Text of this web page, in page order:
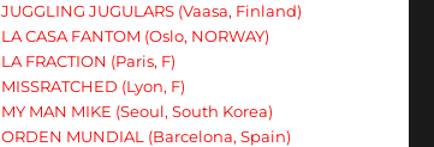
JUGGLING JUGULARS (Vaasa, Finland)
LA CASA FANTOM (Oslo, NORWAY)
LA FRACTION (Paris, F)
MISSRATCHED (Lyon, F)
MY MAN MIKE (Seoul, South Korea)
ORDEN MUNDIAL (Barcelona, Spain)